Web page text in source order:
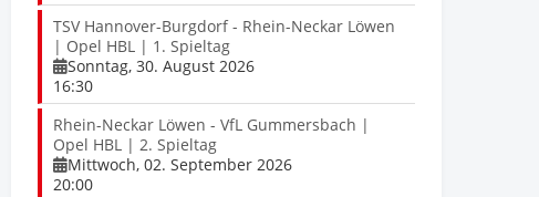
TSV Hannover-Burgdorf - Rhein-Neckar Löwen
| Opel HBL | 1. Spieltag
Sonntag, 30. August 2026
16:30
Rhein-Neckar Löwen - VfL Gummersbach |
Opel HBL | 2. Spieltag
Mittwoch, 02. September 2026
20:00